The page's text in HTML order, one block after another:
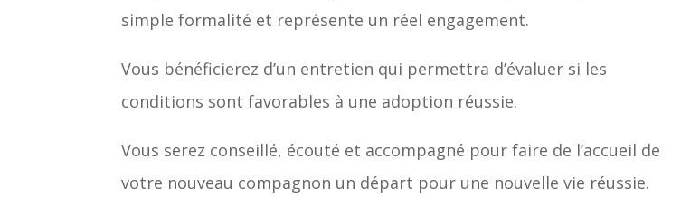
simple formalité et représente un réel engagement.
Vous bénéficierez d’un entretien qui permettra d’évaluer si les
conditions sont favorables à une adoption réussie.
Vous serez conseillé, écouté et accompagné pour faire de l’accueil de
votre nouveau compagnon un départ pour une nouvelle vie réussie.